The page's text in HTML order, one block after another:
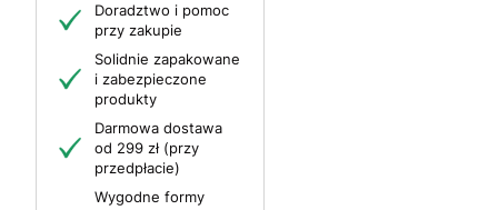
Doradztwo i pomoc
przy zakupie
Solidnie zapakowane
i zabezpieczone
produkty
Darmowa dostawa
od 299 zł (przy
przedpłacie)
Wygodne formy